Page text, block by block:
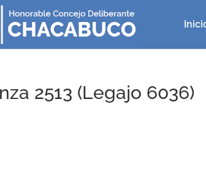
2513 (Legajo 6036)